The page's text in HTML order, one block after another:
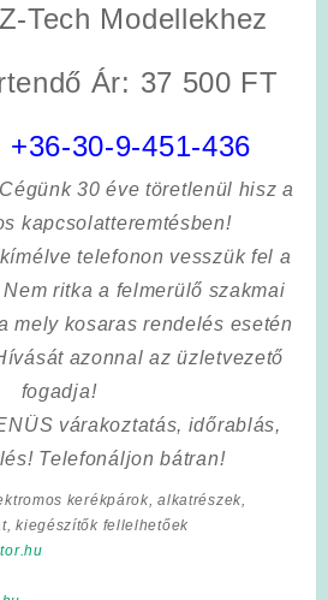
Tech Modellekhez
Ár: 37 500 FT
+36-30-9-451-436
Cégünk 30 éve töretlenül hisz a
kapcsolatteremtésben!
kímélvetelefonon vesszük fel a
ritka a felmerülő szakmai
mely kosaras rendelés esetén
azonnal az üzletvezető
fogadja!
várakoztatás, időrablás,
Telefonáljon bátran!
kerékpárok, alkatrészek,
kiegészítők fellelhetőek